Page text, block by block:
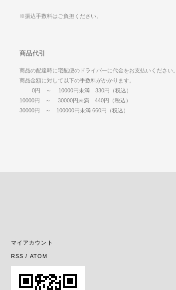
※振込手数料はご負担ください。
商品代引
商品の配達時に宅配便のドライバーに代金をお支払いください。
商品金額に対して以下の手数料がかかります。
0円 ～ 10000円未満 330円（税込）
10000円 ～ 30000円未満 440円（税込）
30000円 ～ 100000円未満 660円（税込）
マイアカウント
RSS / ATOM